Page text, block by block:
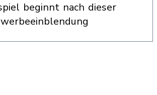
werbeeinblendung